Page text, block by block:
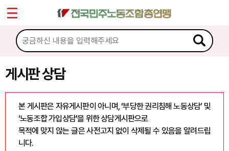
게시판 상담
본 게시판은 자유게시판이 아니며, ‘부당한 권리침해 노동상담’ 및
‘노동조합 가입상담’을 위한 상담게시판으로
목적에 맞지 않는 글은 사전고지 없이 삭제될 수 있음을 알려드립
니다.
마이페이지
소개
소식
게시판 상담
권리찾기수첩 검색
Sketchbook5, 스케치북5
Sketchbook5, 스케치북5